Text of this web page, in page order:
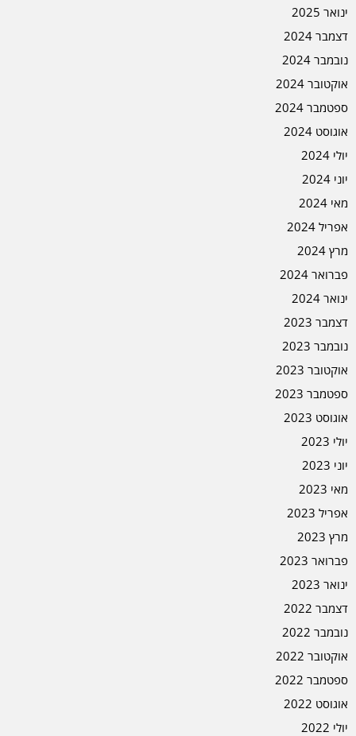
ינואר 2025
דצמבר 2024
נובמבר 2024
אוקטובר 2024
ספטמבר 2024
אוגוסט 2024
יולי 2024
יוני 2024
מאי 2024
אפריל 2024
מרץ 2024
פברואר 2024
ינואר 2024
דצמבר 2023
נובמבר 2023
אוקטובר 2023
ספטמבר 2023
אוגוסט 2023
יולי 2023
יוני 2023
מאי 2023
אפריל 2023
מרץ 2023
פברואר 2023
ינואר 2023
דצמבר 2022
נובמבר 2022
אוקטובר 2022
ספטמבר 2022
אוגוסט 2022
יולי 2022